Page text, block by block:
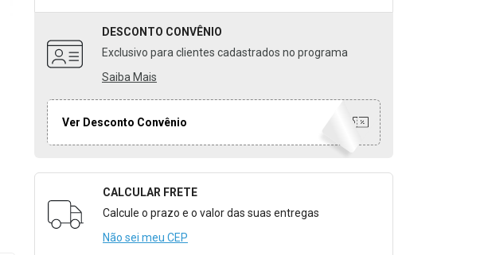
DESCONTO CONVÊNIO
Exclusivo para clientes cadastrados no programa
Saiba Mais
Ver Desconto Convênio
Formulário para Calcular o Frete
CALCULAR FRETE
Calcule o prazo e o valor das suas entregas
Não sei meu CEP